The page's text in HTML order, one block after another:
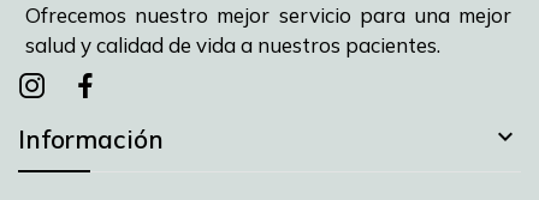
Ofrecemos nuestro mejor servicio para una mejor
salud y calidad de vida a nuestros pacientes.
Información 